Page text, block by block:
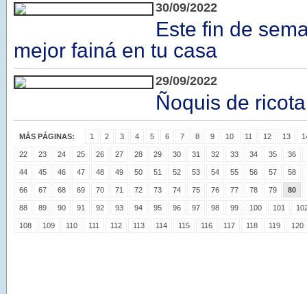
30/09/2022
Este fin de
mejor fainá en tu casa
29/09/2022
Ñoquis de ricota
MÁS PÁGINAS: 1 2 3 4 5 6 7 8 9 10 11 12 13
22 23 24 25 26 27 28 29 30 31 32 33 34 35 36
44 45 46 47 48 49 50 51 52 53 54 55 56 57 58
66 67 68 69 70 71 72 73 74 75 76 77 78 79 80
88 89 90 91 92 93 94 95 96 97 98 99 100 101
108 109 110 111 112 113 114 115 116 117 118 119 120